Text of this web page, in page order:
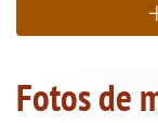
Fotos de